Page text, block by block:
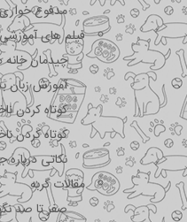
مدفوع
فیلم های
چیدمان خانه
آموزش زبان
کوتاه کردن
کوتاه کردن
نکاتی
مقالات گربه
صفر تا صد